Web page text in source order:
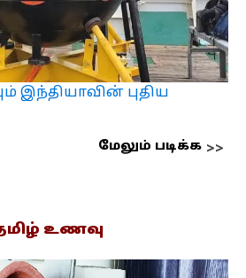
இந்தியாவின் புதிய
மேலும் படிக்க
உணவு